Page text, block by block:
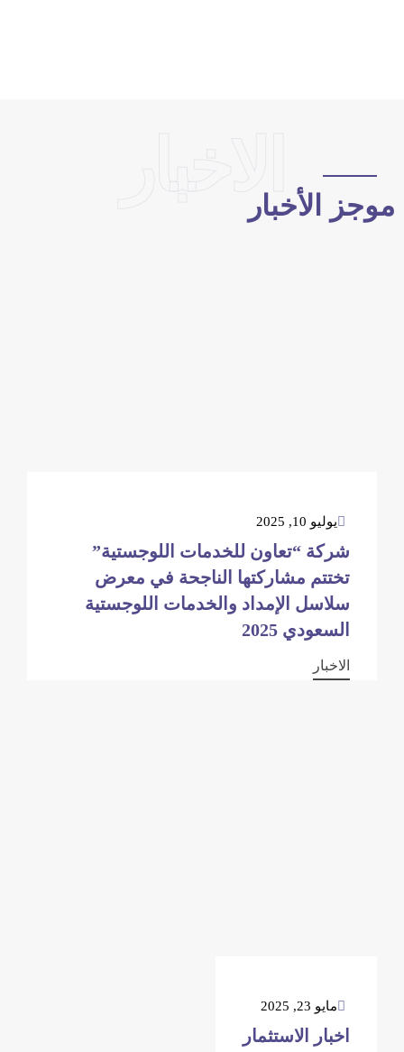
الأخبار
يوليو 10, 2025
شركة “تعاون للخدمات اللوجستية”
تختتم مشاركتها الناجحة في معرض
سلاسل الإمداد والخدمات اللوجستية
السعودي 2025
الاخبار
مايو 23, 2025
اخبار الاستثمار